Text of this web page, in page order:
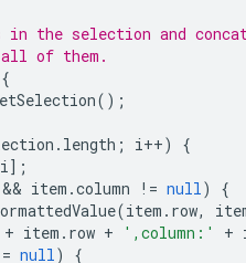
the selection and
all of them.
{
();
. length ; i++)
{
i];
&& item .column != null)
{
(item . row,
+ item . row + ',column:' +
null)
{